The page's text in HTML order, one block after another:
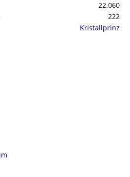
22.060
222
Kristallprinz